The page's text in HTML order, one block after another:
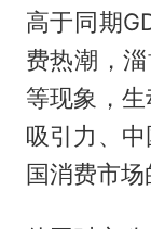
高于同期
费热潮，
等现象，
吸引力、
国消费市场